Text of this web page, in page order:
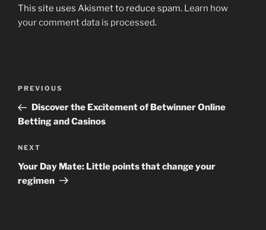
This site uses Akismet to reduce spam. Learn how
your comment data is processed.
Previous
Post
PREVIOUS
Discover the Excitement of Betwinner Online
Betting and Casinos
Next
Post
NEXT
Your Day Mate: Little points that change your
regimen